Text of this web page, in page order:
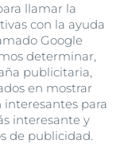
llamar la
con la ayuda
Google
determinar,
publicitaria,
en mostrar
para
interesante y
de publicidad.